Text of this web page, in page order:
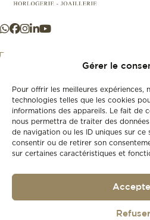
Gérer le
Pour offrir les meilleures expériences,
technologies telles que les cookies
informations des appareils. Le fait de
nous permettra de traiter des
de navigation ou les ID uniques sur ce
consentir ou de retirer son
sur certaines caractéristiques et
Refuser
Store
New
Second-hand
Our history
+41 21 925 50